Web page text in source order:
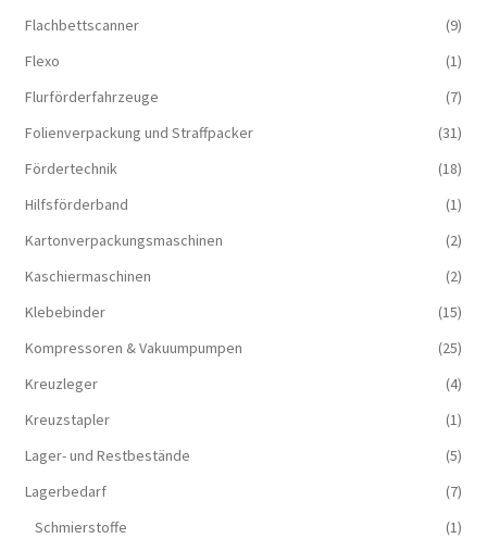
Flachbettscanner
(9)
Flexo
(1)
Flurförderfahrzeuge
(7)
Folienverpackung und Straffpacker
(31)
Fördertechnik
(18)
Hilfsförderband
(1)
Kartonverpackungsmaschinen
(2)
Kaschiermaschinen
(2)
Klebebinder
(15)
Kompressoren & Vakuum­pumpen
(25)
Kreuzleger
(4)
Kreuzstapler
(1)
Lager- und Restbestände
(5)
Lagerbedarf
(7)
Schmierstoffe
(1)